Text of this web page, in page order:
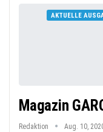
AKTUELLE
Magazin
Redaktion Aug. 10,